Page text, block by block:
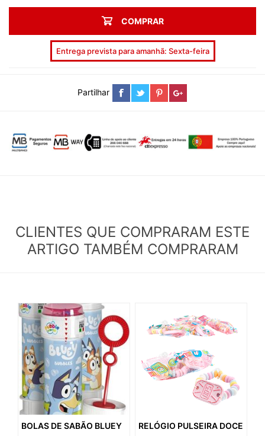
COMPRAR
Entrega prevista para amanhã: Sexta-feira
Partilhar
CLIENTES QUE COMPRARAM ESTE
ARTIGO TAMBÉM COMPRARAM
BOLAS DE SABÃO BLUEY RELÓGIO PULSEIRA DOCE